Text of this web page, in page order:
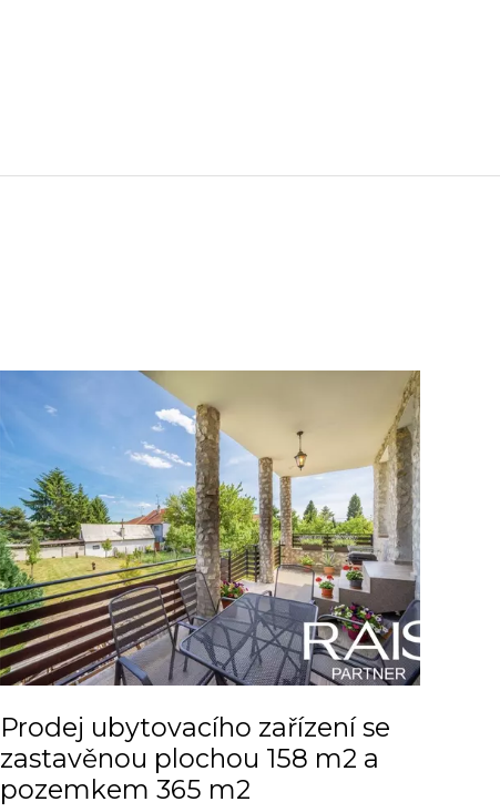
Prodej ubytovacího zařízení se
zastavěnou plochou 158 m2 a
pozemkem 365 m2